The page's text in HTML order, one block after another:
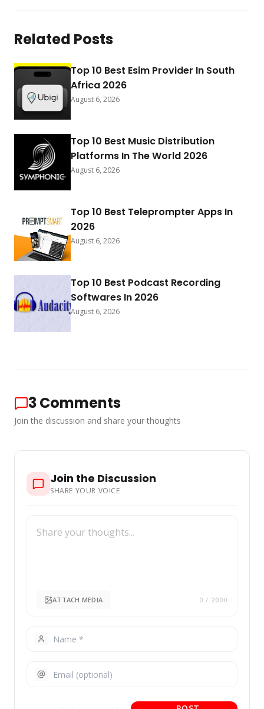
Related Posts
Top 10 Best Esim Provider In South
Africa 2026
August 6, 2026
Top 10 Best Music Distribution
Platforms In The World 2026
August 6, 2026
Top 10 Best Teleprompter Apps In
2026
August 6, 2026
Top 10 Best Podcast Recording
Softwares In 2026
August 6, 2026
3Comments
Join the discussion and share your thoughts
Join the Discussion
SHARE YOUR VOICE
ATTACH MEDIA 0 / 2000